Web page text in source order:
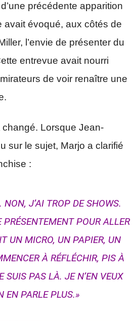
précédente apparition
avait évoqué, aux côtés de
l’envie de présenter du
entrevue avait nourri
de voir renaître une
Lorsque Jean-
sur le sujet, Marjo a clarifié
:
J’AI TROP DE SHOWS.
POUR ALLER
UN MICRO, UN PAPIER, UN
À RÉFLÉCHIR, PIS À
SUIS PAS LÀ. JE N’EN VEUX
EN PARLE PLUS.»